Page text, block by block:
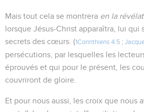
Mais tout cela se montrera en la
lorsque Jésus-Christ apparaîtra, lui qui
secrets des cœurs. (1Corinthiens 4.5 ;
persécutions, par lesquelles les
éprouvés et qui pour le présent, les
couvriront de gloire.
Et pour nous aussi, les croix que nous